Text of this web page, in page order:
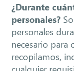
¿Durante
personales?
personales
necesario para
recopilamos,